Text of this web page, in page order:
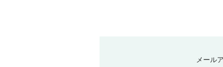
メール